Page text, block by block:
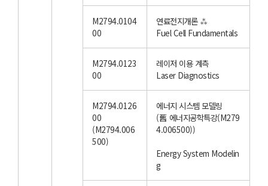
M2794.0104
00
연료전지개론 ⁂
Fuel Cell Fundamentals
M2794.0123
00
레이저 이용 계측
Laser Diagnostics
M2794.0126
00
(M2794.006
500)
에너지 시스템 모델링
(舊 에너지공학특강(M279
4.006500))
Energy System Modelin
g